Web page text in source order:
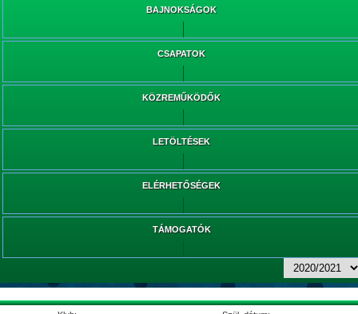
BAJNOKSÁGOK
CSAPATOK
KÖZREMŰKÖDŐK
LETÖLTÉSEK
ELÉRHETŐSÉGEK
TÁMOGATÓK